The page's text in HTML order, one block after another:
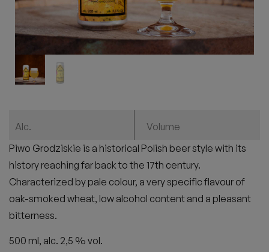
Alc.
Volume
Piwo Grodziskie is a historical Polish beer style with its
history reaching far back to the 17th century.
Characterized by pale colour, a very specific flavour of
oak-smoked wheat, low alcohol content and a pleasant
bitterness.
500 ml, alc. 2,5 % vol.